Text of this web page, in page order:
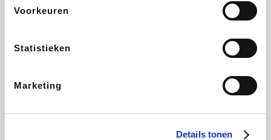
Voorkeuren
Statistieken
Marketing
Details tonen
CheapTickets.be DeubaXXL